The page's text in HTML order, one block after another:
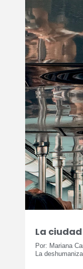
La
Por: Mariana
La